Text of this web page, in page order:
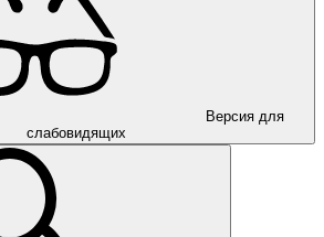
Версия для
слабовидящих